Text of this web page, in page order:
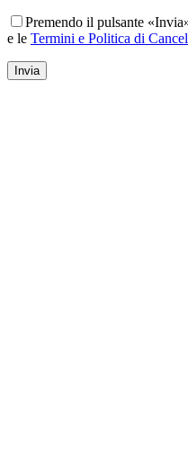
Premendo il pulsante
e le Termini e Politica di